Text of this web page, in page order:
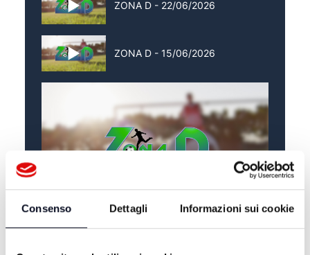
Consenso Dettagli Informazioni sui cookie
ZONA D - 22/06/2026
ZONA D - 15/06/2026